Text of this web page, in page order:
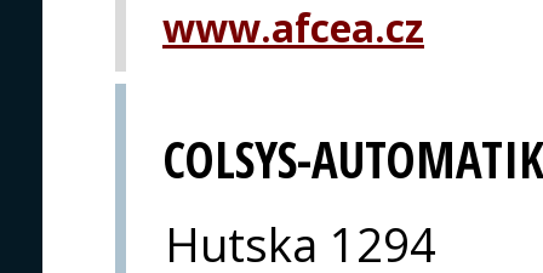
www.afcea.cz
COLSYS-
Hutska 1294